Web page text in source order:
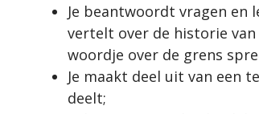
Je beantwoordt vragen en
vertelt over de historie
woordje over de grens
Je maakt deel uit van een
deelt;